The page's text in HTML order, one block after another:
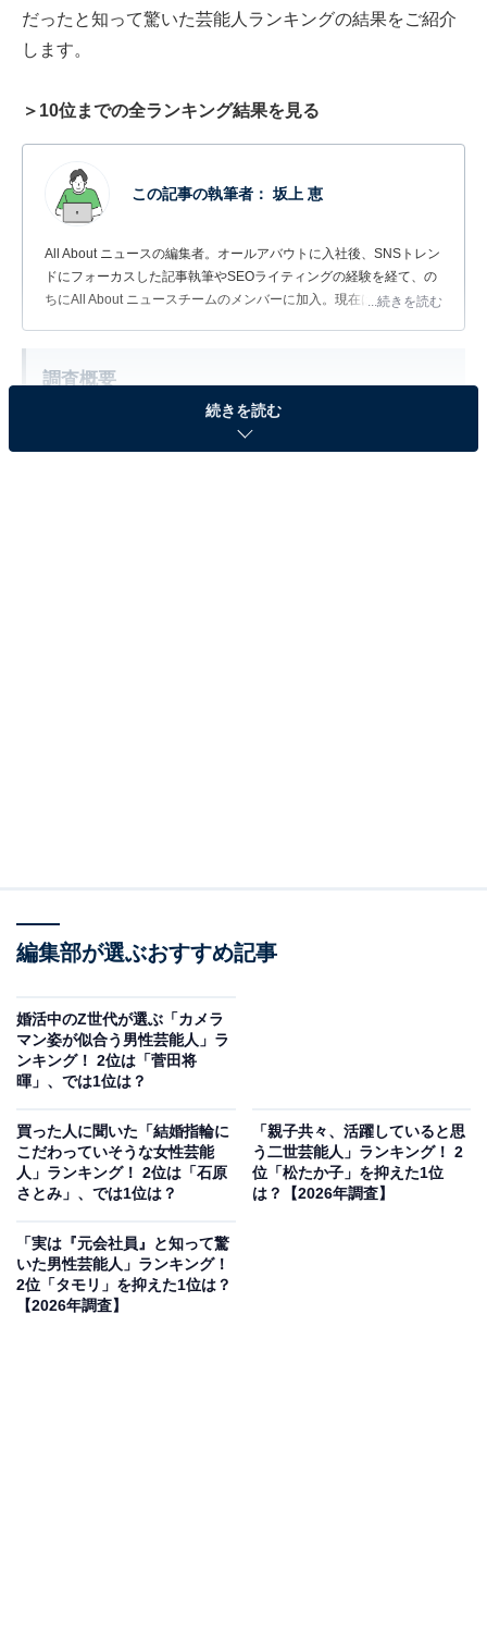
だったと知って驚いた芸能人ランキングの結果をご紹介
します。
＞10位までの全ランキング結果を見る
この記事の執筆者： 坂上 恵
All About ニュースの編集者。オールアバウトに入社後、SNSトレン
ドにフォーカスした記事執筆やSEOライティングの経験を経て、の
ちにAll About ニュースチームのメンバーに加入。現在は旅行・カル
...続きを読む
調査概要
調査期間：2026年5月29日
調査方法：インターネット調査
View this post on Instagram
続きを読む
編集部が選ぶおすすめ記事
婚活中のZ世代が選ぶ「カメラ
マン姿が似合う男性芸能人」ラ
ンキング！ 2位は「菅田将
暉」、では1位は？
買った人に聞いた「結婚指輪に
こだわっていそうな女性芸能
人」ランキング！ 2位は「石原
さとみ」、では1位は？
「親子共々、活躍していると思
う二世芸能人」ランキング！ 2
位「松たか子」を抑えた1位
は？【2026年調査】
「実は『元会社員』と知って驚
いた男性芸能人」ランキング！
2位「タモリ」を抑えた1位は？
【2026年調査】